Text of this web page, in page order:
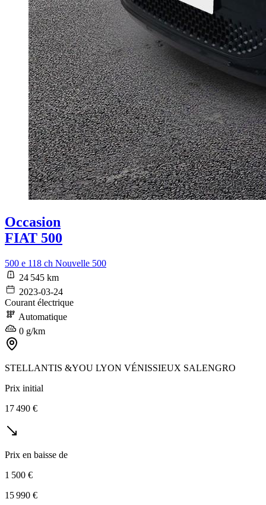
Occasion
FIAT 500
500 e 118 ch Nouvelle 500
24 545 km
2023-03-24
Courant électrique
Automatique
0 g/km
STELLANTIS &YOU LYON VÉNISSIEUX SALENGRO
Prix initial
17 490 €
Prix en baisse de
1 500 €
15 990 €